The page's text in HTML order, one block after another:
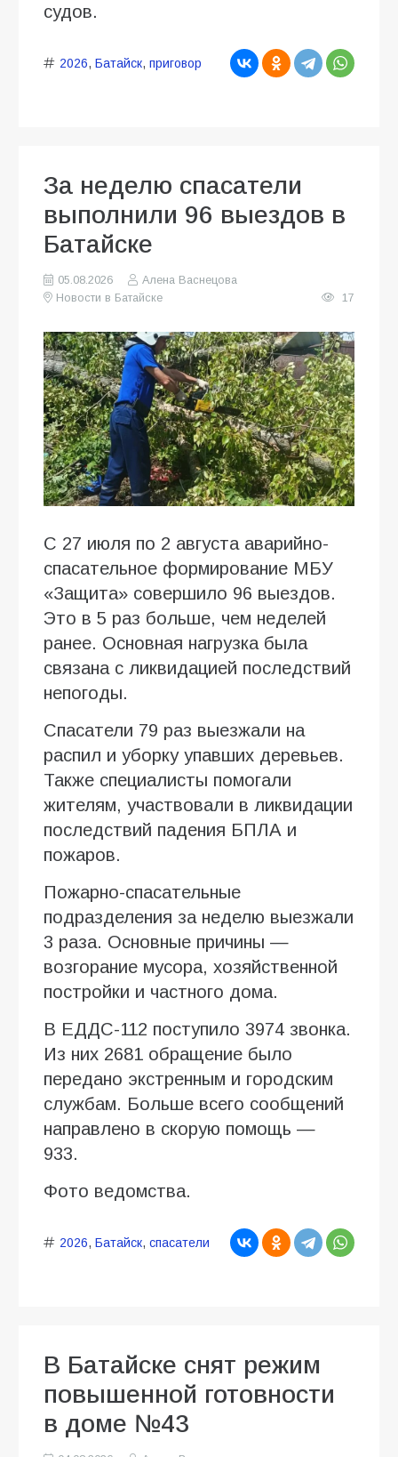
судов.
2026, Батайск, приговор
За неделю спасатели
выполнили 96 выездов в
Батайске
05.08.2026
Алена Васнецова
Новости в Батайске
17
С 27 июля по 2 августа аварийно-
спасательное формирование МБУ
«Защита» совершило 96 выездов.
Это в 5 раз больше, чем неделей
ранее. Основная нагрузка была
связана с ликвидацией последствий
непогоды.
Спасатели 79 раз выезжали на
распил и уборку упавших деревьев.
Также специалисты помогали
жителям, участвовали в ликвидации
последствий падения БПЛА и
пожаров.
Пожарно-спасательные
подразделения за неделю выезжали
3 раза. Основные причины —
возгорание мусора, хозяйственной
постройки и частного дома.
В ЕДДС-112 поступило 3974 звонка.
Из них 2681 обращение было
передано экстренным и городским
службам. Больше всего сообщений
направлено в скорую помощь —
933.
Фото ведомства.
2026, Батайск, спасатели
В Батайске снят режим
повышенной готовности
в доме №43